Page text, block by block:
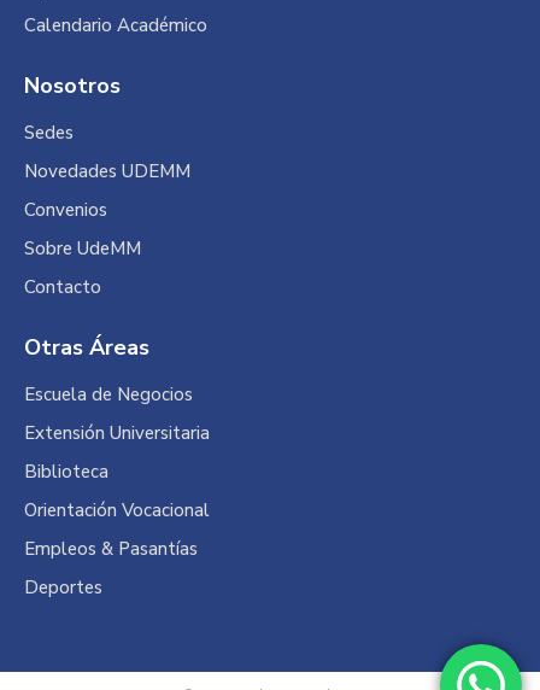
Calendario Académico
Nosotros
Sedes
Novedades UDEMM
Convenios
Sobre UdeMM
Contacto
Otras Áreas
Escuela de Negocios
Extensión Universitaria
Biblioteca
Orientación Vocacional
Empleos & Pasantías
Deportes